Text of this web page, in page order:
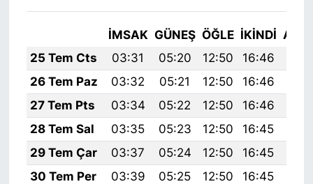
İMSAK GÜNEŞ ÖĞLE İKINDI
25 Tem Cts
03:31 05:20 12:50 16:46
26 Tem Paz
03:32 05:21 12:50 16:46
27 Tem Pts
03:34 05:22 12:50 16:46
28 Tem Sal
03:35 05:23 12:50 16:45
29 Tem Çar
03:37 05:24 12:50 16:45
30 Tem Per
03:39 05:25 12:50 16:45